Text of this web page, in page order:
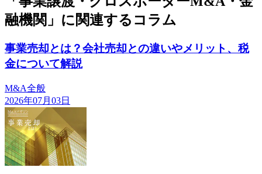
融機関」に関連するコラム
事業売却とは？会社売却との違いやメリット、税
金について解説
M&A全般
2026年07月03日